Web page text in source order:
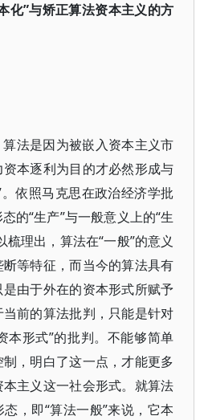
化”与矫正算法资本主义的方
法是因为被嵌入资本主义市
本逐利为目的才必然形成与
依照马克思在政治经济学批
的“生产”与一般意义上的“生
梳理出，算法在“一般”的意义
等特征，而当今的算法具有
由于外在的资本形式所赋予
前的算法批判，只能是针对
本形式”的批判。不能够简单
，明白了这一点，才能更多
主义这一社会形式。就算法
，即“算法一般”来说，它本